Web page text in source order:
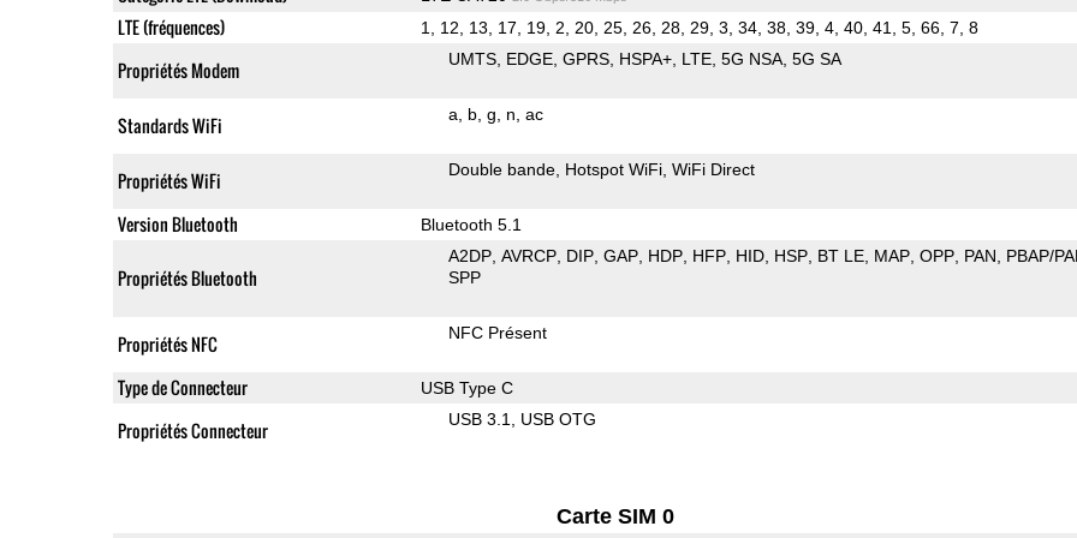
LTE (fréquences) 1, 12, 13, 17, 19, 2, 20, 25, 26, 28, 29, 3, 34, 38, 39, 4, 40, 41, 5, 66, 7, 8
Propriétés Modem UMTS EDGE GPRS HSPA+ LTE 5G NSA 5G SA
Standards WiFi a b g n ac
Propriétés WiFi Double bande Hotspot WiFi WiFi Direct
Version Bluetooth Bluetooth 5.1
Propriétés Bluetooth
A2DP AVRCP DIP GAP HDP HFP HID HSP BT LE MAP OPP PAN
PBAP/
SPP
Propriétés NFC NFC Présent
Type de Connecteur USB Type C
Propriétés Connecteur USB 3.1 USB OTG
Carte SIM 0